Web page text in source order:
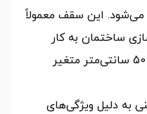
می‌شود. این سقف معمولاً
ساختمان به کار
می‌رود و ضخامت آن بین 10 تا 50 سانتی‌متر متغیر
به دلیل ویژگی‌های